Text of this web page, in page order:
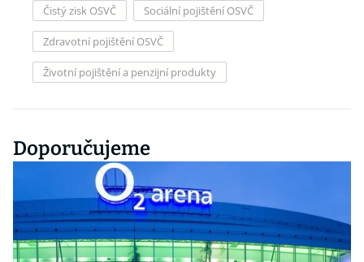
Čistý zisk OSVČ Sociální pojištění OSVČ
Zdravotní pojištění OSVČ
Životní pojištění a penzijní produkty
Doporučujeme